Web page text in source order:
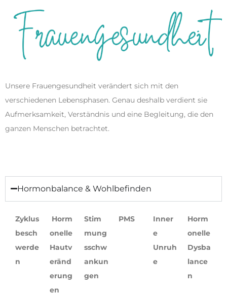
Unsere Frauengesundheit verändert sich mit den
verschiedenen Lebensphasen. Genau deshalb verdient sie
Aufmerksamkeit, Verständnis und eine Begleitung, die den
ganzen Menschen betrachtet.
Hormonbalance & Wohlbefinden
Zyklus
besch
werde
n
Horm
onelle
Hautv
eränd
erung
en
Stim
mung
sschw
ankun
gen
PMS
Inner
e
Unruh
e
Horm
onelle
Dysba
lance
n